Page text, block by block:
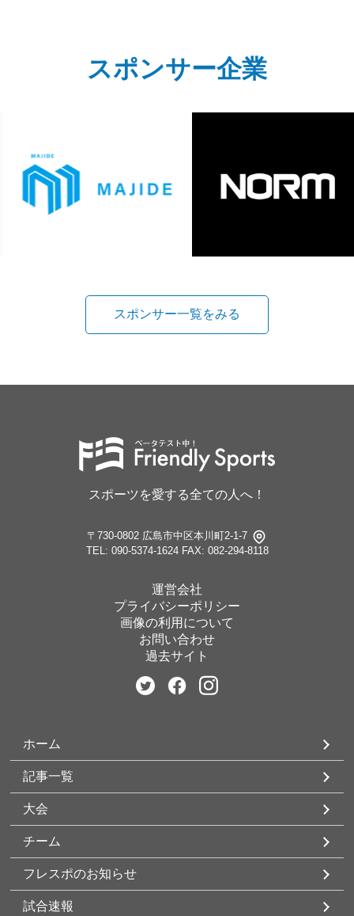
スポンサー企業
スポンサー一覧をみる
スポーツを愛する全ての人へ！
〒730-0802 広島市中区本川町2-1-7
TEL: 090-5374-1624 FAX: 082-294-8118
運営会社
プライバシーポリシー
画像の利用について
お問い合わせ
過去サイト
ホーム
記事一覧
大会
チーム
フレスポのお知らせ
試合速報